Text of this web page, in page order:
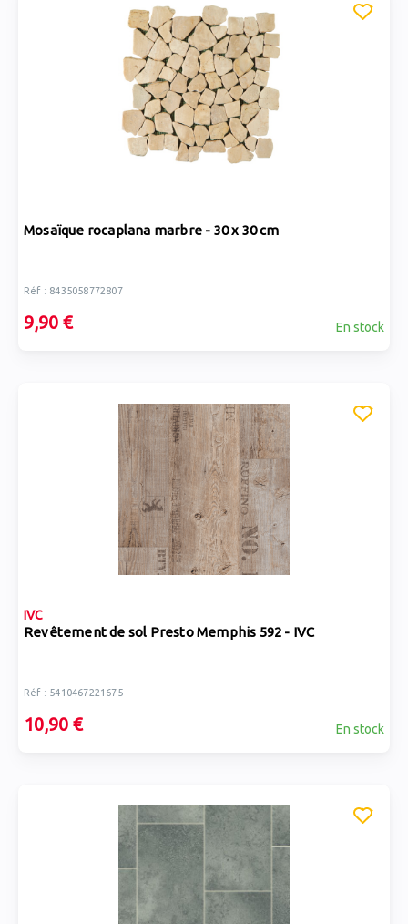
Mosaïque rocaplana marbre - 30 x 30 cm
Réf : 8435058772807
9,90 € En stock
IVC
Revêtement de sol Presto Memphis 592 - IVC
Réf : 5410467221675
10,90 € En stock